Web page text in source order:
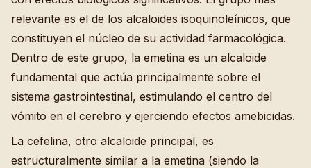
relevante es el de los alcaloides isoquinoleínicos, que
constituyen el núcleo de su actividad farmacológica.
Dentro de este grupo, la emetina es un alcaloide
fundamental que actúa principalmente sobre el
sistema gastrointestinal, estimulando el centro del
vómito en el cerebro y ejerciendo efectos amebicidas.
La cefelina, otro alcaloide principal, es
estructuralmente similar a la emetina (siendo la